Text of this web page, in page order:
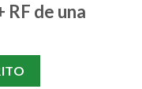
de una
cantidad